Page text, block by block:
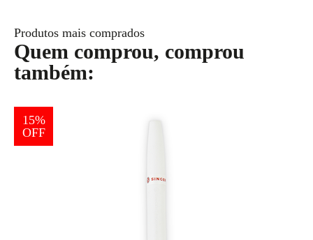
Produtos mais comprados
Quem comprou, comprou
também:
15%
OFF